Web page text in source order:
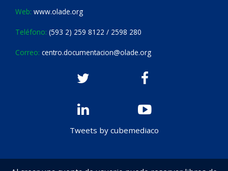
Web: www.olade.org
Teléfono: (593 2) 259 8122 / 2598 280
Correo: centro.documentacion@olade.org
Tweets by cubemediaco